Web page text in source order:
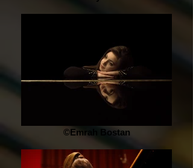
©Emrah Bostan